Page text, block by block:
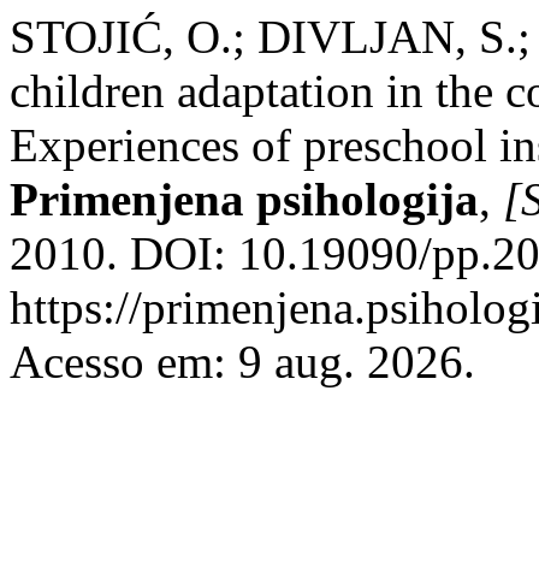
STOJIĆ, O.; DIVLJAN,
children adaptation in the
Experiences of preschool
Primenjena psihologija,
2010. DOI: 10.19090/
https://
Acesso em: 9 aug. 2026.